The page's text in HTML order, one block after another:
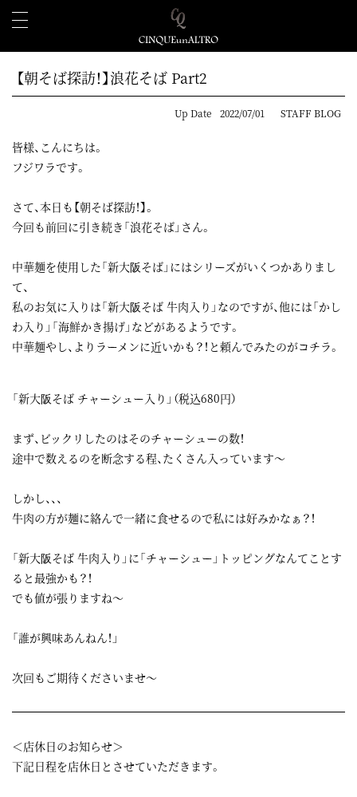
【朝そば探訪！】浪花そば Part2
Up Date 2022/07/01 STAFF BLOG
皆様、こんにちは。
フジワラです。
さて、本日も【朝そば探訪！】。
今回も前回に引き続き「浪花そば」さん。
中華麺を使用した「新大阪そば」にはシリーズがいくつかありまし
て、
私のお気に入りは「新大阪そば 牛肉入り」なのですが、他には「かし
わ入り」「海鮮かき揚げ」などがあるようです。
中華麺やし、よりラーメンに近いかも？！と頼んでみたのがコチラ。
「新大阪そば チャーシュー入り」（税込680円）
まず、ビックリしたのはそのチャーシューの数！
途中で数えるのを断念する程、たくさん入っています～
しかし、、、
牛肉の方が麺に絡んで一緒に食せるので私には好みかなぁ？！
「新大阪そば 牛肉入り」に「チャーシュー」トッピングなんてことす
ると最強かも？！
でも値が張りますね～
「誰が興味あんねん！」
次回もご期待くださいませ～
＜店休日のお知らせ＞
下記日程を店休日とさせていただきます。